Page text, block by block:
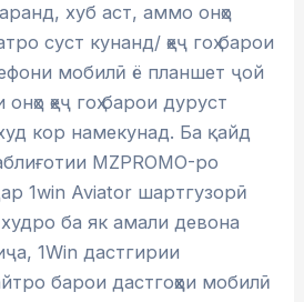
хуб аст, аммо онҳо
суст кунанд/ ҳеҷ гоҳ барои
мобилӣ ё планшет ҷой
ҳеҷ гоҳ барои дуруст
кор намекунад. Ба қайд
MZPROMO-ро
1win Aviator шартгузорӣ
ба як амали девона
1Win дастгирии
барои дастгоҳҳои мобилӣ